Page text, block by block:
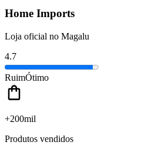
Home Imports
Loja oficial no Magalu
4.7
RuimÓtimo
+200mil
Produtos vendidos